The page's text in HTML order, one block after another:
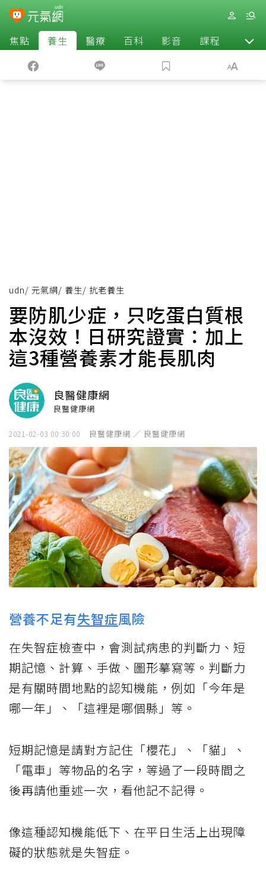
焦點 養生 醫療 百科 影音 課程 退休
udn/ 元氣網/ 養生/ 抗老養生
要防肌少症，只吃蛋白質根
本沒效！日研究證實：加上
這3種營養素才能長肌肉
良醫健康網
良醫健康網
2021-02-03 00:30:00 良醫健康網 ／ 良醫健康網
營養不足有失智症風險
在失智症檢查中，會測試病患的判斷力、短
期記憶、計算、手做、圖形摹寫等。判斷力
是有關時間地點的認知機能，例如「今年是
哪一年」、「這裡是哪個縣」等。
短期記憶是請對方記住「櫻花」、「貓」、
「電車」等物品的名字，等過了一段時間之
後再請他重述一次，看他記不記得。
像這種認知機能低下、在平日生活上出現障
礙的狀態就是失智症。